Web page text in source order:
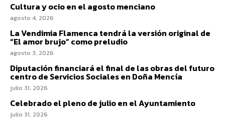
Cultura y ocio en el agosto menciano
agosto 4, 2026
La Vendimia Flamenca tendrá la versión original de
“El amor brujo” como preludio
agosto 3, 2026
Diputación financiará el final de las obras del futuro
centro de Servicios Sociales en Doña Mencía
julio 31, 2026
Celebrado el pleno de julio en el Ayuntamiento
julio 31, 2026